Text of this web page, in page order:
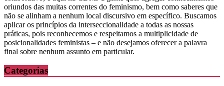
oriundos das muitas correntes do feminismo, bem como saberes que
não se alinham a nenhum local discursivo em específico. Buscamos
aplicar os princípios da interseccionalidade a todas as nossas
práticas, pois reconhecemos e respeitamos a multiplicidade de
posicionalidades feministas – e não desejamos oferecer a palavra
final sobre nenhum assunto em particular.
Categorias